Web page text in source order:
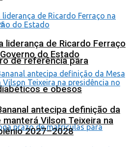
de referência para
e obesos
liderança de Ricardo Ferraço
do Estado
antecipa definição da
Vilson Teixeira na
2027–2028